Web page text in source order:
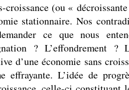
croissance (ou «
stationnaire. Nos
ce que nous
? L’effondrement ?
d’une économie sans
effrayante. L’idée de